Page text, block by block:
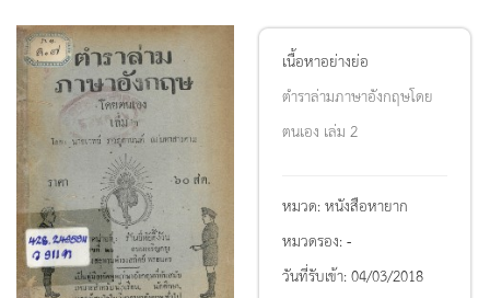
เนื้อหาอย่างย่อ
ตำราล่ามภาษาอังกฤษโดย
ตนเอง เล่ม 2
หมวด:หนังสือหายาก
หมวดรอง:-
วันที่รับเข้า:04/03/2018